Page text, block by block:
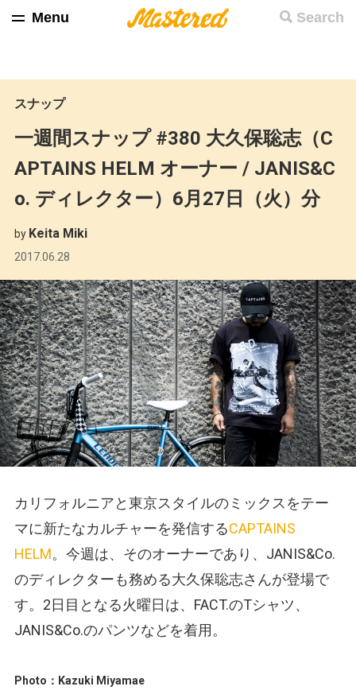
Search
Menu
スナップ
一週間スナップ #380 大久保聡志（C
APTAINS HELM オーナー / JANIS&C
o. ディレクター）6月27日（火）分
by Keita Miki
2017.06.28
カリフォルニアと東京スタイルのミックスをテー
マに新たなカルチャーを発信するCAPTAINS
HELM。今週は、そのオーナーであり、JANIS&Co.
のディレクターも務める大久保聡志さんが登場で
す。2日目となる火曜日は、FACT.のTシャツ、
JANIS&Co.のパンツなどを着用。
Photo：Kazuki Miyamae